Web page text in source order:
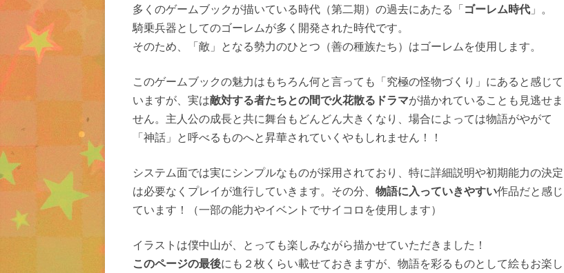
多くのゲームブックが描いている時代（第二期）の過去にあたる「ゴーレム時代 」。
騎乗兵器としてのゴーレムが多く開発された時代です。
そのため、「敵」となる勢力のひとつ（善の種族たち）はゴーレムを使用します。
このゲームブックの魅力はもちろん何と言っても「究極の怪物づくり」にあると感じて
いますが、実は敵対する者たちとの間で火花散るドラマが描かれていることも見逃せま
せん。主人公の成長と共に舞台もどんどん大きくなり、場合によっては物語がやがて
「神話」と呼べるものへと昇華されていくやもしれません！！
システム面では実にシンプルなものが採用されており、特に詳細説明や初期能力の決定
は必要なくプレイが進行していきます。その分、 物語に入っていきやすい作品だと感じ
ています！（一部の能力やイベントでサイコロを使用します）
イラストは僕中山が、とっても楽しみながら描かせていただきました！
このページの最後にも２枚くらい載せておきますが、物語を彩るものとして絵もお楽し